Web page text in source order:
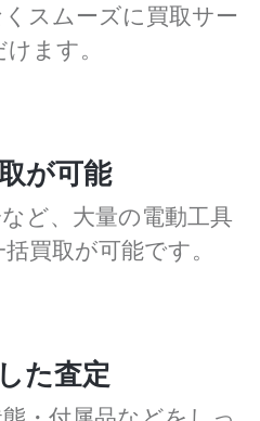
スムーズに買取サー
ます。
が可能
ど、大量の電動工具
買取が可能です。
た査定